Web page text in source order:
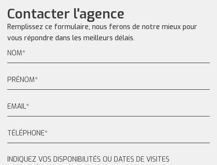
Contacter l'agence
Remplissez ce formulaire, nous ferons de notre mieux pour
vous répondre dans les meilleurs délais.